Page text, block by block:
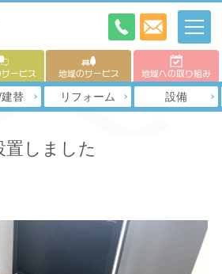
ービス 地域のサービス 地域への取り組み
替 リフォーム 設備
置しました